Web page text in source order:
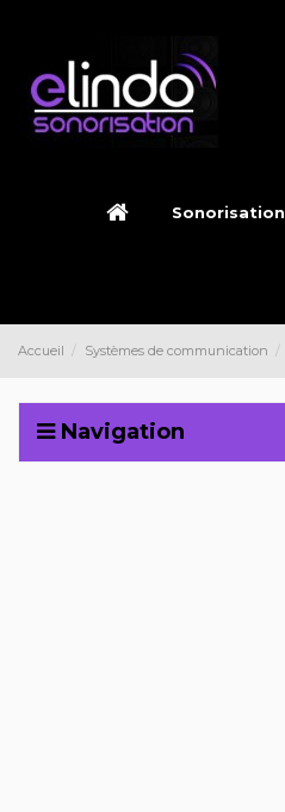
Sonorisation
Accueil Systèmes de communication
Navigation